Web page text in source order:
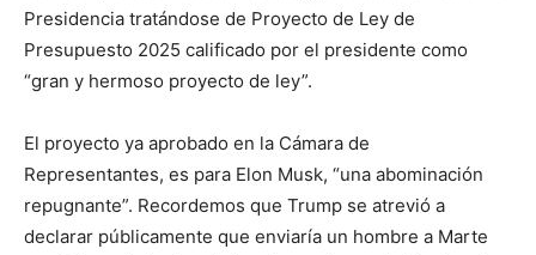
Presidencia tratándose de Proyecto de Ley de
Presupuesto 2025 calificado por el presidente como
“gran y hermoso proyecto de ley”.
El proyecto ya aprobado en la Cámara de
Representantes, es para Elon Musk, “una abominación
repugnante”. Recordemos que Trump se atrevió a
declarar públicamente que enviaría un hombre a Marte